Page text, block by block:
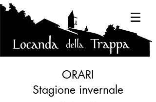
ORARI
Stagione invernale